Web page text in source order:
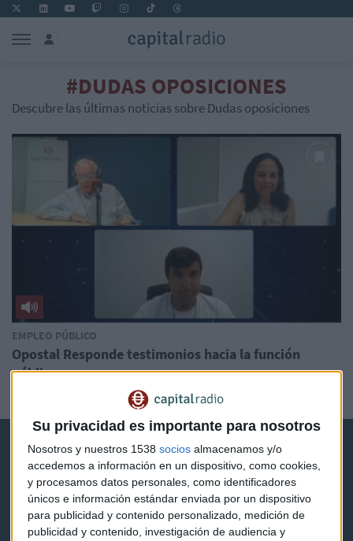
Su privacidad es importante para nosotros
Nosotros y nuestros 1538 socios almacenamos y/o
accedemos a información en un dispositivo, como cookies,
y procesamos datos personales, como identificadores
únicos e información estándar enviada por un dispositivo
para publicidad y contenido personalizado, medición de
publicidad y contenido, investigación de audiencia y
#DUDAS OPOSICIONES
Descubre las últimas noticias sobre Dudas oposiciones
EMPLEO PÚBLICO
Opostal Responde testimonios hacia la función
pública
Capital Radio